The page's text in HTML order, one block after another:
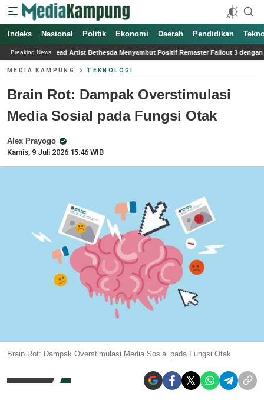
Indeks Nasional Politik Ekonomi Daerah Pendidikan
Breaking News
Bethesda Menyambut Positif Remaster Fallout 3 dengan Harapan Perbaikan
MEDIA KAMPUNG TEKNOLOGI
Brain Rot: Dampak Overstimulasi
Media Sosial pada Fungsi Otak
Alex Prayogo
Kamis, 9 Juli 2026 15:46 WIB
Brain Rot: Dampak Overstimulasi Media Sosial pada Fungsi Otak